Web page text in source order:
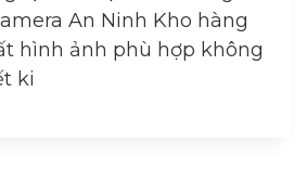
An Ninh Kho hàng
hình ảnh phù hợp không
ki